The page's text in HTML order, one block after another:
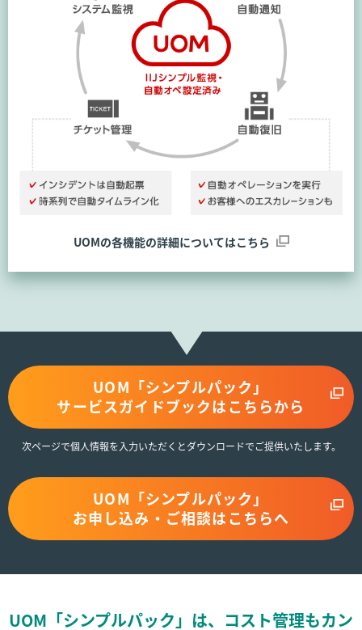
UOMの各機能の詳細についてはこちら
UOM「シンプルパック」
サービスガイドブックはこちらから
次ページで個人情報を入力いただくとダウンロードでご提供いたします。
UOM「シンプルパック」
お申し込み・ご相談はこちらへ
UOM「シンプルパック」は、コスト管理もカン